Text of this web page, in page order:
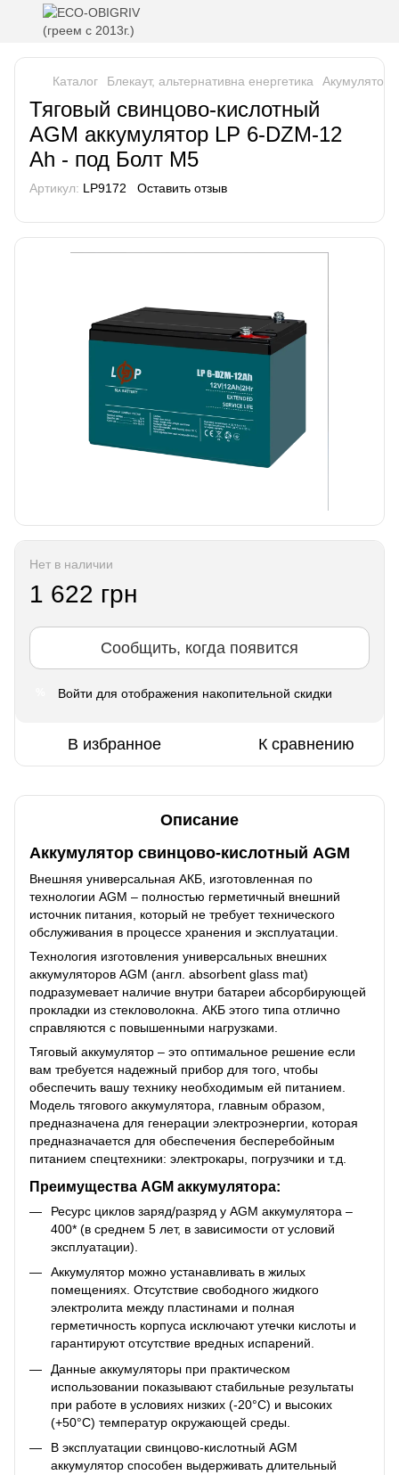
Каталог Блекаут, альтернативна енергетика Акумулятори
Тяговый свинцово-кислотный
AGM аккумулятор LP 6-DZM-12
Ah - под Болт М5
Артикул: LP9172 Оставить отзыв
Нет в наличии
1 622 грн
Сообщить, когда появится
Войти для отображения накопительной скидки
В избранное К сравнению
Описание
Аккумулятор свинцово-кислотный AGM
Внешняя универсальная АКБ, изготовленная по
технологии AGM – полностью герметичный внешний
источник питания, который не требует технического
обслуживания в процессе хранения и эксплуатации.
Технология изготовления универсальных внешних
аккумуляторов AGM (англ. absorbent glass mat)
подразумевает наличие внутри батареи абсорбирующей
прокладки из стекловолокна. АКБ этого типа отлично
справляются с повышенными нагрузками.
Тяговый аккумулятор – это оптимальное решение если
вам требуется надежный прибор для того, чтобы
обеспечить вашу технику необходимым ей питанием.
Модель тягового аккумулятора, главным образом,
предназначена для генерации электроэнергии, которая
предназначается для обеспечения бесперебойным
питанием спецтехники: электрокары, погрузчики и т.д.
Преимущества AGM аккумулятора:
Ресурс циклов заряд/разряд у AGM аккумулятора –
400* (в среднем 5 лет, в зависимости от условий
эксплуатации).
Аккумулятор можно устанавливать в жилых
помещениях. Отсутствие свободного жидкого
электролита между пластинами и полная
герметичность корпуса исключают утечки кислоты и
гарантируют отсутствие вредных испарений.
Данные аккумуляторы при практическом
использовании показывают стабильные результаты
при работе в условиях низких (-20°С) и высоких
(+50°С) температур окружающей среды.
В эксплуатации свинцово-кислотный AGM
аккумулятор способен выдерживать длительный